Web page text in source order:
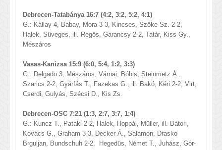
Debrecen-Tatabánya 16:7 (4:2, 3:2, 5:2, 4:1)
G.: Kállay 4, Babay, Mora 3-3, Kincses, Szőke Sz. 2-2,
Halek, Süveges, ill. Regős, Garancsy 2-2, Tatár, Kiss Gy.,
Mészáros
Vasas-Kanizsa 15:9 (6:0, 5:4, 1:2, 3:3)
G.: Delgado 3, Mészáros, Várnai, Bóbis, Steinmetz Á.,
Szarics 2-2, Gyárfás T., Fazekas G., ill. Bakó, Kéri 2-2, Virt,
Cserdi, Gulyás, Szécsi D., Kis Zs.
Debrecen-OSC 7:21 (1:3, 2:7, 3:7, 1:4)
G.: Kuncz T., Pataki 2-2, Halek, Hoppál, Müller, ill. Bátori,
Kovács G., Graham 3-3, Decker Á., Salamon, Drasko
Brguljan, Bundschuh 2-2, Hegedüs, Német T., Juhász, Gór-